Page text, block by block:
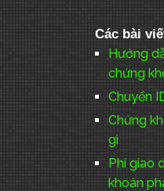
Các bài
Hướng
chứng
Chuyển
Chứng
gì
Phí giao
khoán